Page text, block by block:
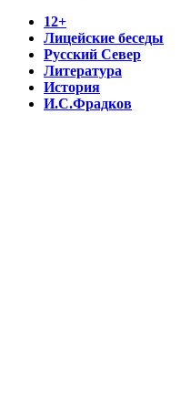
12+
Лицейские беседы
Русский Север
Литература
История
И.С.Фрадков